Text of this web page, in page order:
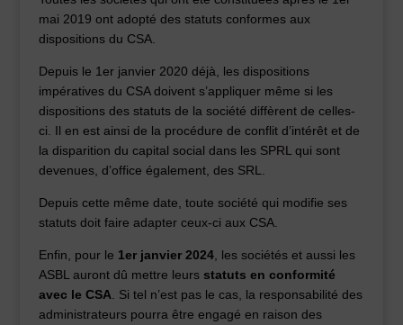
mai 2019 ont adopté des statuts conformes aux
dispositions du CSA.
Depuis le 1er janvier 2020 déjà, les dispositions
impératives du CSA doivent s’appliquer même si les
dispositions des statuts de la société diffèrent de celles-
ci. Il en est ainsi de la procédure de conflit d’intérêt et de
la disparition du capital social dans les SPRL qui sont
devenues, d’office également, des SRL.
Depuis cette même date, toute société qui modifie ses
statuts doit faire adapter ceux-ci aux CSA.
Enfin, pour le 1er janvier 2024, les sociétés et aussi les
ASBL auront dû mettre leurs statuts en conformité
avec le CSA . Si tel n’est pas le cas, la responsabilité des
administrateurs pourra être engagé en raison des